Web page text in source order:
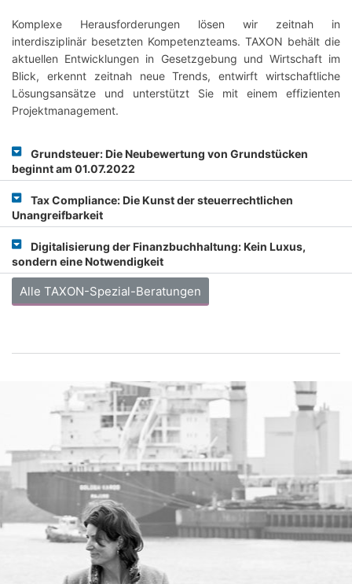
Komplexe Herausforderungen lösen wir zeitnah in
interdisziplinär besetzten Kompetenzteams. TAXON behält die
aktuellen Entwicklungen in Gesetzgebung und Wirtschaft im
Blick, erkennt zeitnah neue Trends, entwirft wirtschaftliche
Lösungsansätze und unterstützt Sie mit einem effizienten
Projektmanagement.
Grundsteuer: Die Neubewertung von Grundstücken
beginnt am 01.07.2022
Tax Compliance: Die Kunst der steuerrechtlichen
Unangreifbarkeit
Digitalisierung der Finanzbuchhaltung: Kein Luxus,
sondern eine Notwendigkeit
Alle TAXON-Spezial-Beratungen